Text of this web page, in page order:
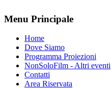
Menu Principale
Home
Dove Siamo
Programma Proiezioni
NonSoloFilm - Altri eventi
Contatti
Area Riservata